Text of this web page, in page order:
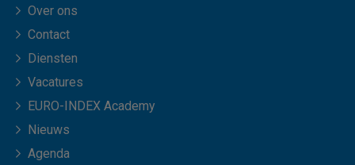
Over ons
Contact
Diensten
Vacatures
EURO-INDEX Academy
Nieuws
Agenda